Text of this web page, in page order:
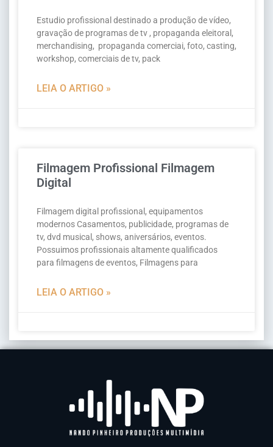
Estudio profissional destinado a produção de vídeo,
gravação de programas de tv , propaganda eleitoral,
merchandising, propaganda comerciai, foto, casting,
workshop, comerciais de tv, pack
LEIA O ARTIGO »
Filmagem Profissional Filmagem
Digital
Filmagem digital profissional, equipamentos
modernos Casamentos, publicidade, programas de
tv, dvd musical, shows, aniversários, eventos.
Possuimos profissionais altamente qualificados
para filmagens de eventos, Filmagens para
LEIA O ARTIGO »